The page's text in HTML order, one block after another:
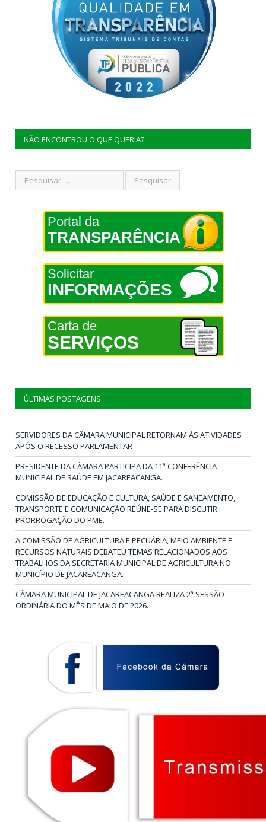
NÃO ENCONTROU O QUE QUERIA?
Portal da
TRANSPARÊNCIA
Solicitar
INFORMAÇÕES
Carta de
SERVIÇOS
ÚLTIMAS POSTAGENS
SERVIDORES DA CÂMARA MUNICIPAL RETORNAM ÀS ATIVIDADES
APÓS O RECESSO PARLAMENTAR
PRESIDENTE DA CÂMARA PARTICIPA DA 11ª CONFERÊNCIA
MUNICIPAL DE SAÚDE EM JACAREACANGA.
COMISSÃO DE EDUCAÇÃO E CULTURA, SAÚDE E SANEAMENTO,
TRANSPORTE E COMUNICAÇÃO REÚNE-SE PARA DISCUTIR
PRORROGAÇÃO DO PME.
A COMISSÃO DE AGRICULTURA E PECUÁRIA, MEIO AMBIENTE E
RECURSOS NATURAIS DEBATEU TEMAS RELACIONADOS AOS
TRABALHOS DA SECRETARIA MUNICIPAL DE AGRICULTURA NO
MUNICÍPIO DE JACAREACANGA.
CÂMARA MUNICIPAL DE JACAREACANGA REALIZA 2ª SESSÃO
ORDINÁRIA DO MÊS DE MAIO DE 2026.